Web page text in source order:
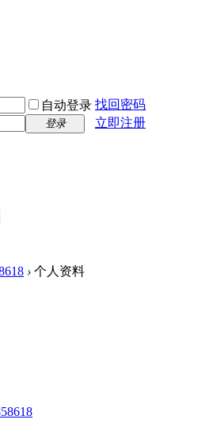
自动登录 找回密码
登录 立即注册
› 个人资料